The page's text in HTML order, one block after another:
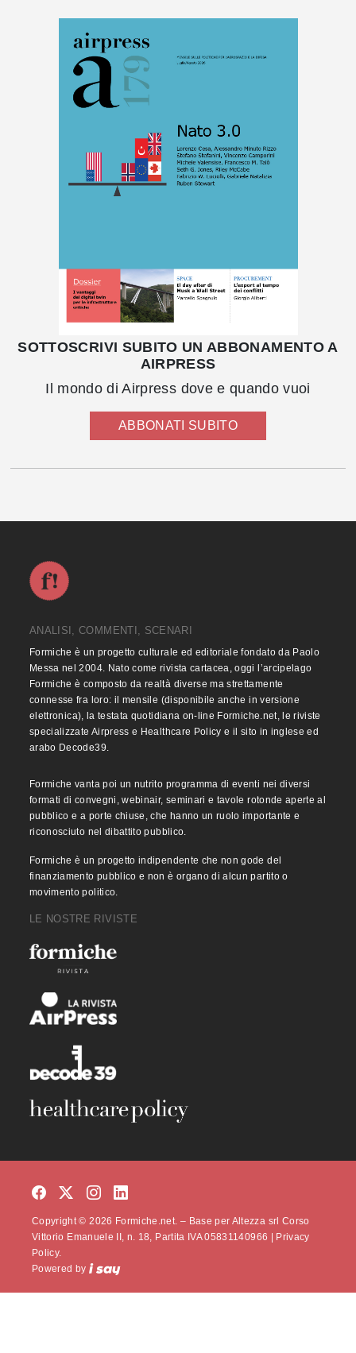
SOTTOSCRIVI SUBITO UN ABBONAMENTO A
AIRPRESS
Il mondo di Airpress dove e quando vuoi
ABBONATI SUBITO
ANALISI, COMMENTI, SCENARI
Formiche è un progetto culturale ed editoriale fondato da Paolo
Messa nel 2004. Nato come rivista cartacea, oggi l’arcipelago
Formiche è composto da realtà diverse ma strettamente
connesse fra loro: il mensile (disponibile anche in versione
elettronica), la testata quotidiana on-line Formiche.net, le riviste
specializzate Airpress e Healthcare Policy e il sito in inglese ed
arabo Decode39.
Formiche vanta poi un nutrito programma di eventi nei diversi
formati di convegni, webinair, seminari e tavole rotonde aperte al
pubblico e a porte chiuse, che hanno un ruolo importante e
riconosciuto nel dibattito pubblico.
Formiche è un progetto indipendente che non gode del
finanziamento pubblico e non è organo di alcun partito o
movimento politico.
LE NOSTRE RIVISTE
Copyright © 2026 Formiche.net. – Base per Altezza srl Corso
Vittorio Emanuele II, n. 18, Partita IVA 05831140966 | Privacy
Policy.
Powered by